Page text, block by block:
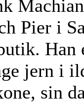
Pier i
Han
jern i
sin